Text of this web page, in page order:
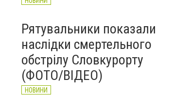
Рятувальники показали
наслідки смертельного
обстрілу Словкурорту
(ФОТО/ВІДЕО)
НОВИНИ